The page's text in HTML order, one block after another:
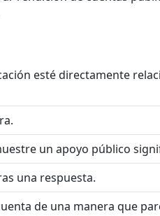
esté directamente
un apoyo público
una respuesta.
de una manera que